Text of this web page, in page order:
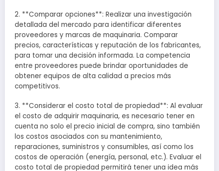
2. **Comparar opciones**: Realizar una investigación
detallada del mercado para identificar diferentes
proveedores y marcas de maquinaria. Comparar
precios, características y reputación de los fabricantes,
para tomar una decisión informada. La competencia
entre proveedores puede brindar oportunidades de
obtener equipos de alta calidad a precios más
competitivos.
3. **Considerar el costo total de propiedad**: Al evaluar
el costo de adquirir maquinaria, es necesario tener en
cuenta no solo el precio inicial de compra, sino también
los costos asociados con su mantenimiento,
reparaciones, suministros y consumibles, así como los
costos de operación (energía, personal, etc.). Evaluar el
costo total de propiedad permitirá tener una idea más